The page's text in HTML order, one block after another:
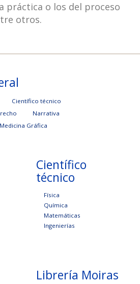
práctica o los del proceso
otros.
Científico técnico
Narrativa
Medicina Gráfica
Científico
técnico
Física
Química
Matemáticas
Ingenierías
Librería Moiras